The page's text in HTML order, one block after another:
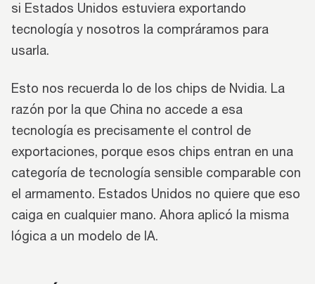
si Estados Unidos estuviera exportando
tecnología y nosotros la compráramos para
usarla.
Esto nos recuerda lo de los chips de Nvidia. La
razón por la que China no accede a esa
tecnología es precisamente el control de
exportaciones, porque esos chips entran en una
categoría de tecnología sensible comparable con
el armamento. Estados Unidos no quiere que eso
caiga en cualquier mano. Ahora aplicó la misma
lógica a un modelo de IA.